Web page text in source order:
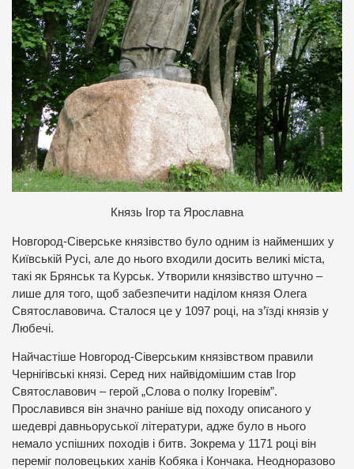
Князь Ігор та Ярославна
Новгород-Сіверське князівство було одним із найменших у
Київській Русі, але до нього входили досить великі міста,
такі як Брянськ та Курськ. Утворили князівство штучно –
лише для того, щоб забезпечити наділом князя Олега
Святославовича. Сталося це у 1097 році, на з’їзді князів у
Любечі.
Найчастіше Новгород-Сіверським князівством правили
Чернігівські князі. Серед них найвідомішим став Ігор
Святославович – герой „Слова о полку Ігоревім”.
Прославився він значно раніше від походу описаного у
шедеврі давньоруської літератури, адже було в нього
немало успішних походів і битв. Зокрема у 1171 році він
переміг половецьких ханів Кобяка і Кончака. Неодноразово